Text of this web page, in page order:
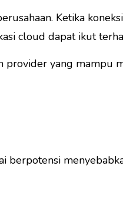
Ketika
cloud dapat ikut
yang mampu